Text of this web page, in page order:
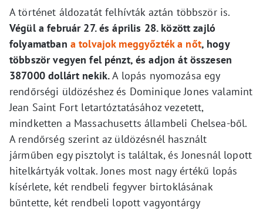
A történet áldozatát felhívták aztán többször is.
Végül a február 27. és április 28. között zajló
folyamatban a tolvajok meggyőzték a nőt, hogy
többször vegyen fel pénzt, és adjon át összesen
387000 dollárt nekik.A lopás nyomozása egy
rendőrségi üldözéshez és Dominique Jones valamint
Jean Saint Fort letartóztatásához vezetett,
mindketten a Massachusetts állambeli Chelsea-ből.
A rendőrség szerint az üldözésnél használt
járműben egy pisztolyt is találtak, és Jonesnál lopott
hitelkártyák voltak. Jones most nagy értékű lopás
kísérlete, két rendbeli fegyver birtoklásának
bűntette, két rendbeli lopott vagyontárgy